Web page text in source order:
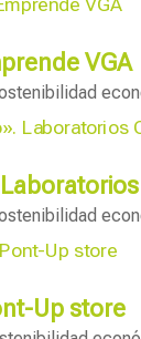
VGA
Up store